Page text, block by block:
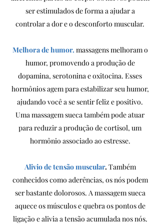
ser estimulados de forma a ajudar a
controlar a dor e o desconforto muscular.
Melhora de humor. massagens melhoram o
humor, promovendo a produção de
dopamina, serotonina e oxitocina. Esses
hormônios agem para estabilizar seu humor,
ajudando você a se sentir feliz e positivo.
Uma massagem sueca também pode atuar
para reduzir a produção de cortisol, um
hormônio associado ao estresse.
Alivio de tensão muscular. Também
conhecidos como aderências, os nós podem
ser bastante dolorosos. A massagem sueca
aquece os músculos e quebra os pontos de
ligação e alivia a tensão acumulada nos nós.